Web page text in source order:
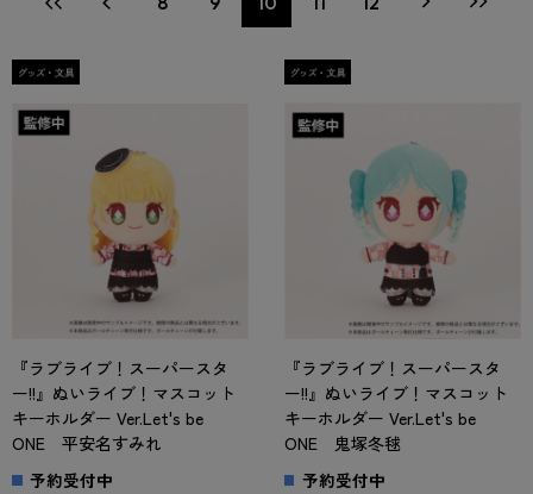
『ラブライブ！スーパースタ
ー!!』ぬいライブ！マスコット
キーホルダー Ver.Let's be
ONE 平安名すみれ
予約受付中
『ラブライブ！スーパースタ
ー!!』ぬいライブ！マスコット
キーホルダー Ver.Let's be
ONE 鬼塚冬毬
予約受付中